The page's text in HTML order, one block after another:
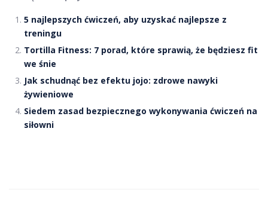
5 najlepszych ćwiczeń, aby uzyskać najlepsze z
treningu
Tortilla Fitness: 7 porad, które sprawią, że będziesz fit
we śnie
Jak schudnąć bez efektu jojo: zdrowe nawyki
żywieniowe
Siedem zasad bezpiecznego wykonywania ćwiczeń na
siłowni